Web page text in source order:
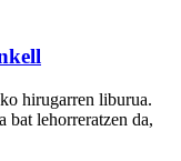
hirugarren liburua.
bat lehorreratzen da,